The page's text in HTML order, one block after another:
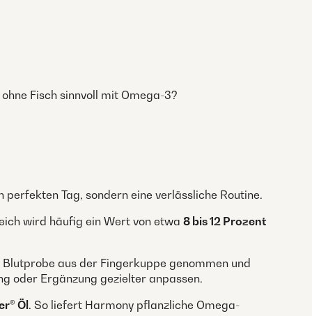
Fisch sinnvoll mit Omega-3?
Tag, sondern eine verlässliche Routine.
wird häufig ein Wert von etwa 8 bis 12 Prozent
aus der Fingerkuppe genommen und
oder Ergänzung gezielter anpassen.
Öl . So liefert Harmony pflanzliche Omega-